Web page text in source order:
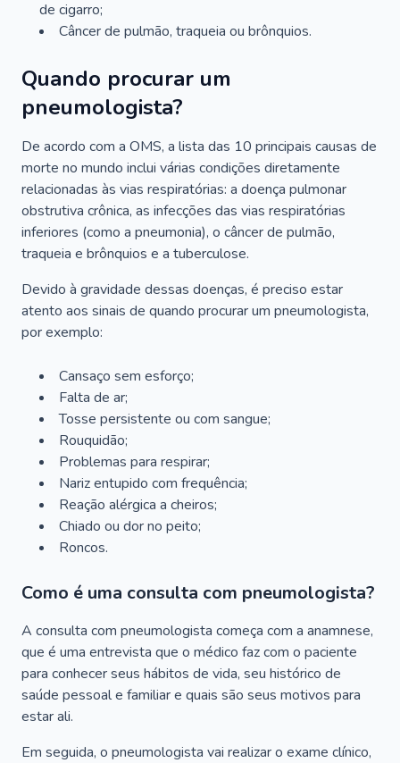
de cigarro;
Câncer de pulmão, traqueia ou brônquios.
Quando procurar um
pneumologista?
De acordo com a OMS, a lista das 10 principais causas de
morte no mundo inclui várias condições diretamente
relacionadas às vias respiratórias: a doença pulmonar
obstrutiva crônica, as infecções das vias respiratórias
inferiores (como a pneumonia), o câncer de pulmão,
traqueia e brônquios e a tuberculose.
Devido à gravidade dessas doenças, é preciso estar
atento aos sinais de quando procurar um pneumologista,
por exemplo:
Cansaço sem esforço;
Falta de ar;
Tosse persistente ou com sangue;
Rouquidão;
Problemas para respirar;
Nariz entupido com frequência;
Reação alérgica a cheiros;
Chiado ou dor no peito;
Roncos.
Como é uma consulta com pneumologista?
A consulta com pneumologista começa com a anamnese,
que é uma entrevista que o médico faz com o paciente
para conhecer seus hábitos de vida, seu histórico de
saúde pessoal e familiar e quais são seus motivos para
estar ali.
Em seguida, o pneumologista vai realizar o exame clínico,